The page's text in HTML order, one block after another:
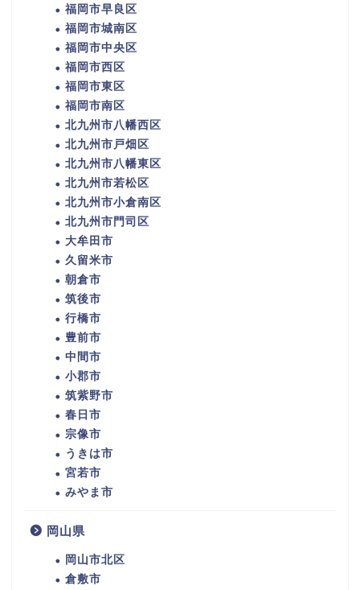
福岡市早良区
福岡市城南区
福岡市中央区
福岡市西区
福岡市東区
福岡市南区
北九州市八幡西区
北九州市戸畑区
北九州市八幡東区
北九州市若松区
北九州市小倉南区
北九州市門司区
大牟田市
久留米市
朝倉市
筑後市
行橋市
豊前市
中間市
小郡市
筑紫野市
春日市
宗像市
うきは市
宮若市
みやま市
岡山県
岡山市北区
倉敷市